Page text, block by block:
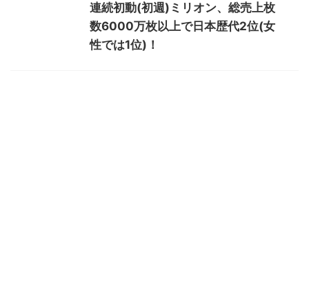
連続初動(初週)ミリオン、総売上枚
数6000万枚以上で日本歴代2位(女
性では1位)！